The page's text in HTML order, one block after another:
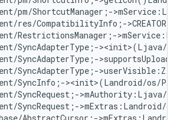
pm/ShortcutManager;-
res/CompatibilityInfo;-
RestrictionsManager;-
SyncAdapterType;-
SyncAdapterType;-
SyncAdapterType;-
SyncInfo;-><init>(Landroid/os/
SyncRequest;-
SyncRequest;-